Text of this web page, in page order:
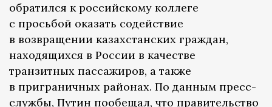
обратился к российскому коллеге
с просьбой оказать содействие
в возвращении казахстанских граждан,
находящихся в России в качестве
транзитных пассажиров, а также
в приграничных районах. По данным пресс-
службы, Путин пообещал, что правительство